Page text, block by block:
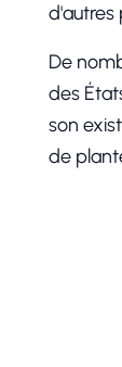
d'autres
De
des
son
de